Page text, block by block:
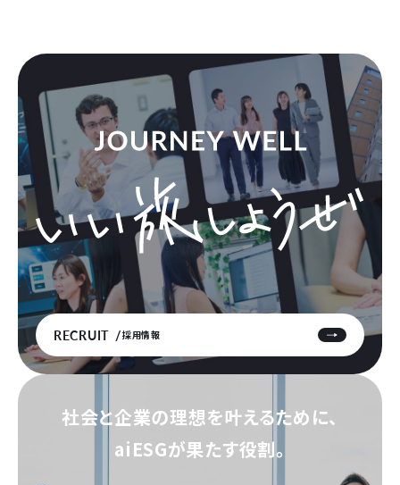
RECRUIT 採用情報
社会と企業の理想を叶えるために、
aiESGが果たす役割。